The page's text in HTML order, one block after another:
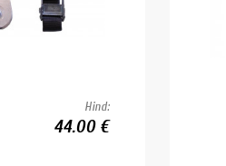
Hind:
44.00 €